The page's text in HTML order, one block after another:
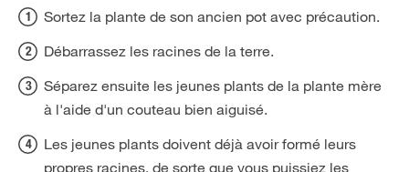
Sortez la plante de son ancien pot avec précaution.
Débarrassez les racines de la terre.
Séparez ensuite les jeunes plants de la plante mère
à l'aide d'un couteau bien aiguisé.
Les jeunes plants doivent déjà avoir formé leurs
propres racines, de sorte que vous puissiez les